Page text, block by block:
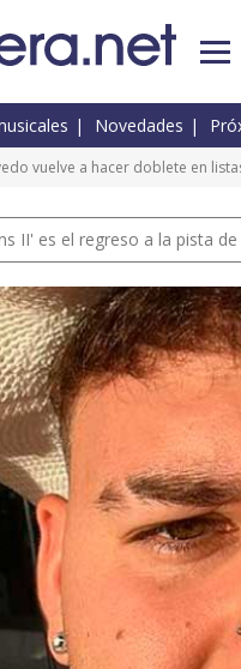
Novedades
vuelve a hacer doblete en
II' es el regreso a la pista